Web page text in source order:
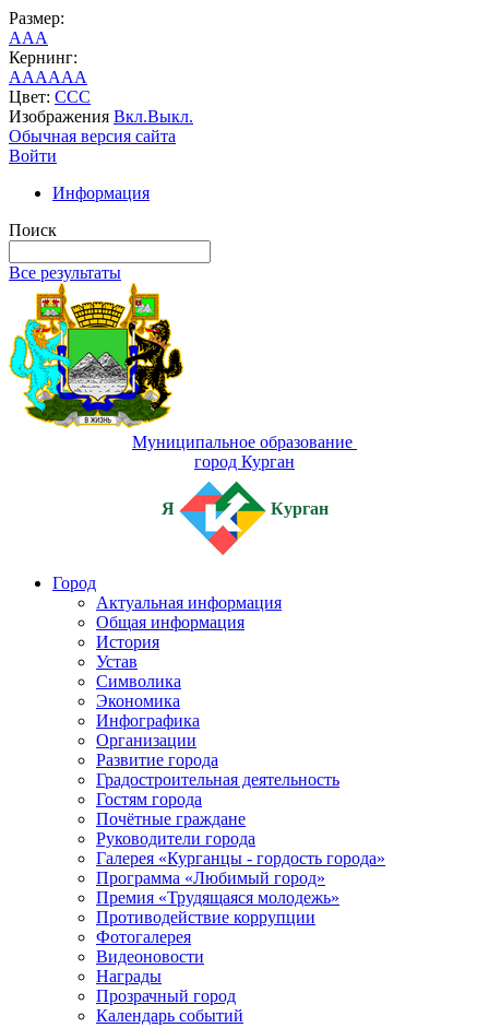
Размер:
AAA
Кернинг:
AAAAAA
Цвет: CCC
Изображения Вкл.Выкл.
Обычная версия сайта
Войти
Информация
Поиск
Все результаты
Муниципальное образование
город Курган
Я Курган
Город
Актуальная информация
Общая информация
История
Устав
Символика
Экономика
Инфографика
Организации
Развитие города
Градостроительная деятельность
Гостям города
Почётные граждане
Руководители города
Галерея «Курганцы - гордость города»
Программа «Любимый город»
Премия «Трудящаяся молодежь»
Противодействие коррупции
Фотогалерея
Видеоновости
Награды
Прозрачный город
Календарь событий